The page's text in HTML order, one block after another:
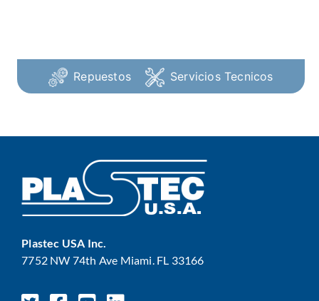
Repuestos Servicios Tecnicos
Plastec USA Inc.
7752 NW 74th Ave Miami. FL 33166